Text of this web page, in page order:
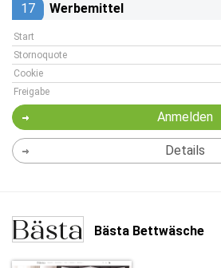
17 Werbemittel
Start
Stornoquote
Cookie
Freigabe
Anmelden
Details
Bästa Bettwäsche